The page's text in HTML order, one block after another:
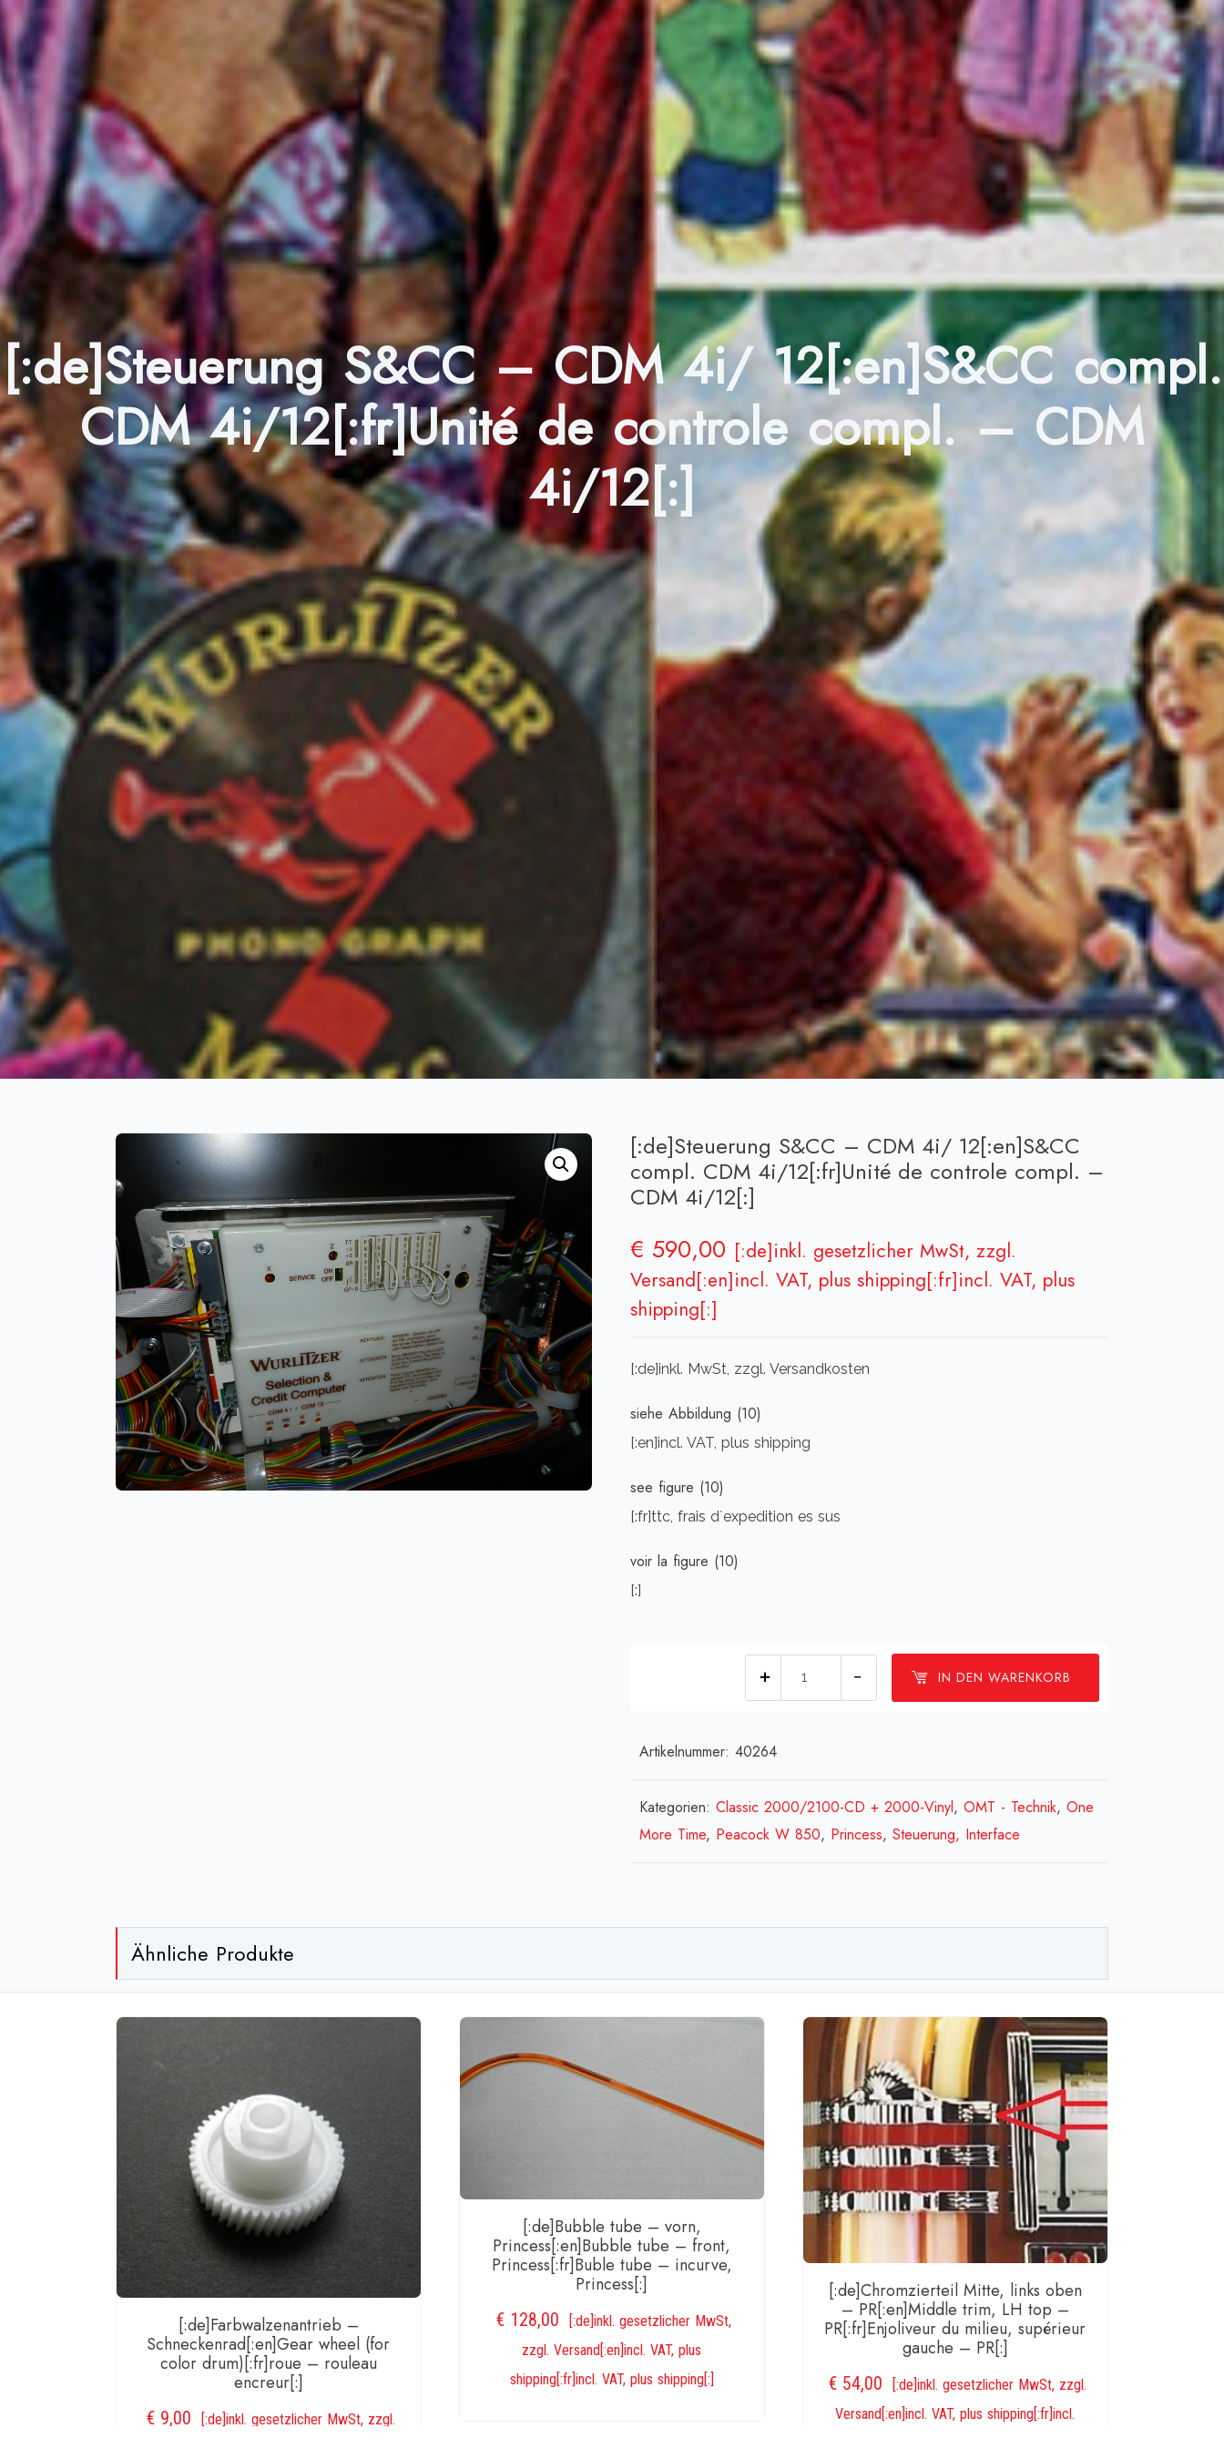
[:de]Steuerung S&CC – CDM 4i/ 12[:en]S&CC compl.
CDM 4i/12[:fr]Unité de controle compl. – CDM
4i/12[:]
[:de]Steuerung S&CC – CDM 4i/ 12[:en]S&CC
compl. CDM 4i/12[:fr]Unité de controle compl. –
CDM 4i/12[:]
€ 590,00 [:de]inkl. gesetzlicher MwSt, zzgl.
Versand[:en]incl. VAT, plus shipping[:fr]incl. VAT, plus
shipping[:]
[:de]inkl. MwSt, zzgl. Versandkosten
siehe Abbildung (10)
[:en]incl. VAT, plus shipping
see figure (10)
[:fr]ttc, frais d´expedition es sus
voir la figure (10)
[:]
IN DEN WARENKORB
12[:en]S&CC
compl.
CDM
Artikelnummer: 40264
Kategorien: Classic 2000/2100-CD + 2000-Vinyl, OMT - Technik, One
More Time, Peacock W 850, Princess, Steuerung, Interface
Ähnliche Produkte
[:de]Farbwalzenantrieb –
Schneckenrad[:en]Gear wheel (for
color drum)[:fr]roue – rouleau
encreur[:]
€9,00
[:de]inkl. gesetzlicher MwSt, zzgl.
[:de]Bubble tube – vorn,
Princess[:en]Bubble tube – front,
Princess[:fr]Buble tube – incurve,
Princess[:]
€ 128,00
[:de]inkl. gesetzlicher MwSt,
zzgl. Versand[:en]incl. VAT, plus
shipping[:fr]incl. VAT, plus shipping[:]
[:de]Chromzierteil Mitte, links oben
– PR[:en]Middle trim, LH top –
PR[:fr]Enjoliveur du milieu, supérieur
gauche – PR[:]
€54,00
[:de]inkl. gesetzlicher MwSt, zzgl.
Versand[:en]incl. VAT, plus shipping[:fr]incl.